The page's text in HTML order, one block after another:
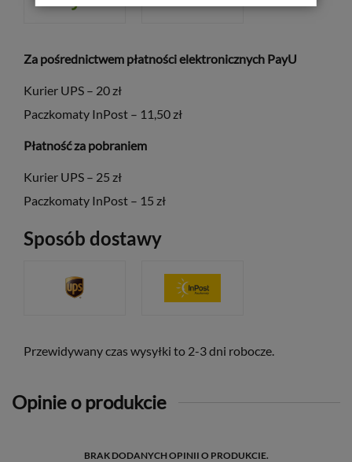
Za pośrednictwem płatności elektronicznych PayU
Kurier UPS – 20 zł
Paczkomaty InPost – 11,50 zł
Płatność za pobraniem
Kurier UPS – 25 zł
Paczkomaty InPost – 15 zł
Sposób dostawy
Przewidywany czas wysyłki to 2-3 dni robocze.
Opinie o produkcie
BRAK DODANYCH OPINII O PRODUKCIE.